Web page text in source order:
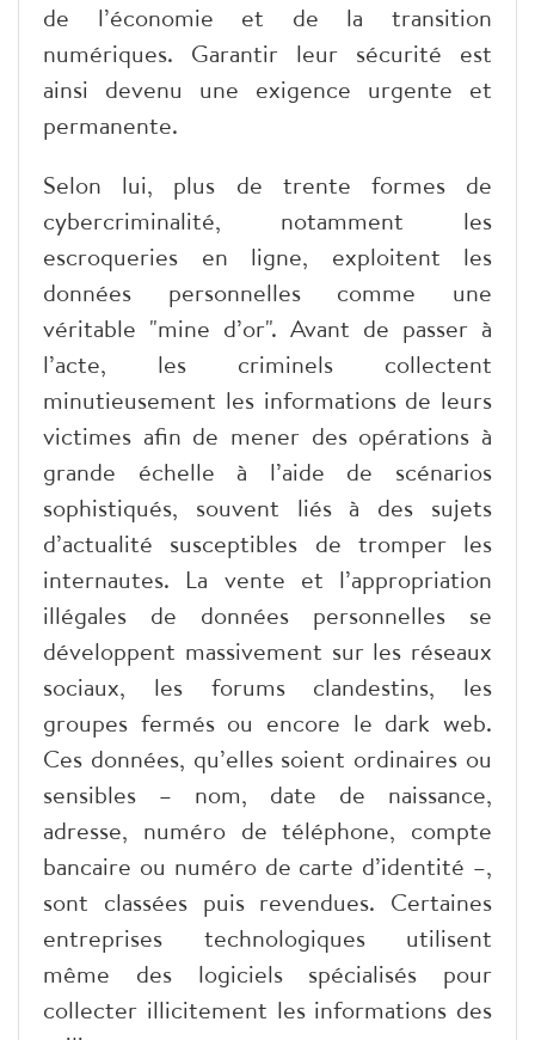
de l’économie et de la transition
numériques. Garantir leur sécurité est
ainsi devenu une exigence urgente et
permanente.
Selon lui, plus de trente formes de
cybercriminalité, notamment les
escroqueries en ligne, exploitent les
données personnelles comme une
véritable "mine d’or". Avant de passer à
l’acte, les criminels collectent
minutieusement les informations de leurs
victimes afin de mener des opérations à
grande échelle à l’aide de scénarios
sophistiqués, souvent liés à des sujets
d’actualité susceptibles de tromper les
internautes. La vente et l’appropriation
illégales de données personnelles se
développent massivement sur les réseaux
sociaux, les forums clandestins, les
groupes fermés ou encore le dark web.
Ces données, qu’elles soient ordinaires ou
sensibles – nom, date de naissance,
adresse, numéro de téléphone, compte
bancaire ou numéro de carte d’identité –,
sont classées puis revendues. Certaines
entreprises technologiques utilisent
même des logiciels spécialisés pour
collecter illicitement les informations des